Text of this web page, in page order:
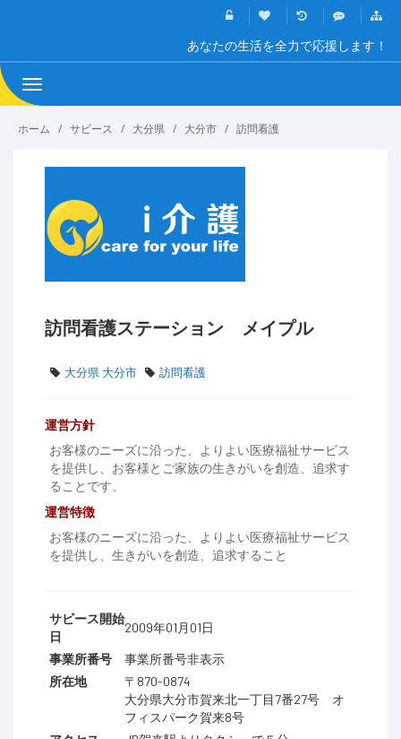
あなたの生活を全力で応援します！
Toggle
navigation
ホーム サビース 大分県 大分市 訪問看護
訪問看護ステーション メイプル
大分県 大分市 訪問看護
運営方針
お客様のニーズに沿った、よりよい医療福祉サービス
を提供し、お客様とご家族の生きがいを創造、追求す
ることです。
運営特徴
お客様のニーズに沿った、よりよい医療福祉サービス
を提供し、生きがいを創造、追求すること
サビース開始
日
2009年01月01日
事業所番号
事業所番号非表示
所在地
〒870-0874
大分県大分市賀来北一丁目7番27号 オ
フィスパーク賀来8号